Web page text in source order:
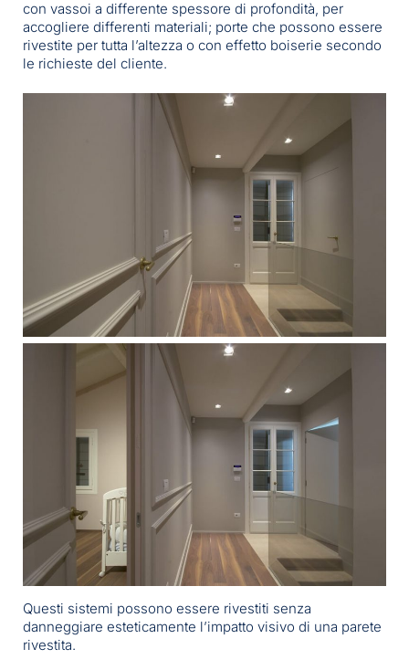
con vassoi a differente spessore di profondità, per
accogliere differenti materiali; porte che possono essere
rivestite per tutta l’altezza o con effetto boiserie secondo
le richieste del cliente.
Questi sistemi possono essere rivestiti senza
danneggiare esteticamente l’impatto visivo di una parete
rivestita.